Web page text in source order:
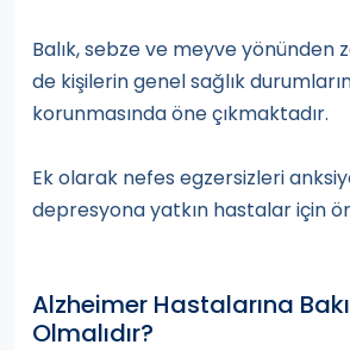
Balık, sebze ve meyve yönünden
de kişilerin genel sağlık
korunmasında öne çıkmaktadır.
Ek olarak nefes egzersizleri
depresyona yatkın hastalar için
Alzheimer Hastalarına
Olmalıdır?